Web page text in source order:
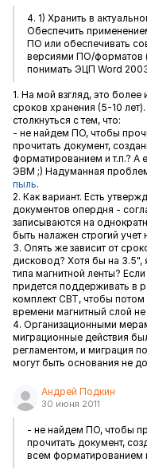
4. 1) Хранить в
Обеспечить
ПО или обеспечивать
версиями ПО/форматов
понимать ЭЦП Word
1. На мой взгляд, это
сроков хранения (5-10
столкнуться с тем, что:
- не найдем ПО, чтобы
прочитать документ,
форматированием и т.п.? А
ЭВМ ;) Надуманная
пыль.
2. Как вариант. Есть
документов опердня -
записываются на
быть налажен строгий учет
3. Опять же зависит от
дисковод? Хотя бы на 3.5",
типа магнитной ленты?
придется поддерживать в
комплект СВТ, чтобы потом
времени магнитный слой не
4. Организационными
миграционные действия
регламентом, и миграция
могут быть основания не
Андрей Подкин
30 июня 2011
- не найдем ПО, чтобы
прочитать документ,
всем форматированием